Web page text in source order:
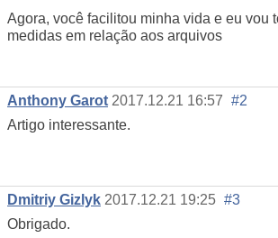
Agora, você facilitou minha vida e eu vou
medidas em relação aos arquivos
Anthony Garot 2017.12.21 16:57 #2
Artigo interessante.
Dmitriy Gizlyk 2017.12.21 19:25 #3
Obrigado.